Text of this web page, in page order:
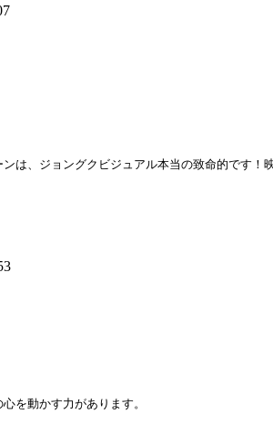
ンは、ジョングクビジュアル本当の致命的です
を動かす力があります。